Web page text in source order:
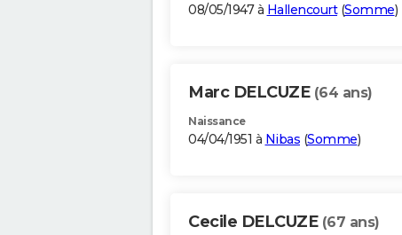
08/05/1947 à Hallencourt(Somme)
Marc DELCUZE (64 ans)
Naissance
04/04/1951 à Nibas (Somme)
Cecile DELCUZE (67 ans)